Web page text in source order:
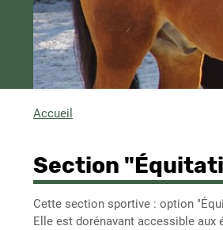
Accueil
Section
Cette section sportive : option
Elle est dorénavant accessible aux